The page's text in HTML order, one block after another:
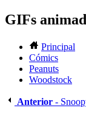
GIFs
Principal
Cómics
Peanuts
Woodstock
Anterior -